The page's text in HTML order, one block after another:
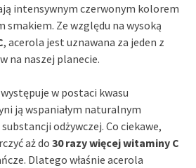
intensywnym czerwonym kolorem
smakiem. Ze względu na wysoką
, acerola jest uznawana za jeden z
na naszej planecie.
występuje w postaci kwasu
ją wspaniałym naturalnym
odżywczej. Co ciekawe,
aż do 30 razy więcej witaminy C
Dlatego właśnie acerola